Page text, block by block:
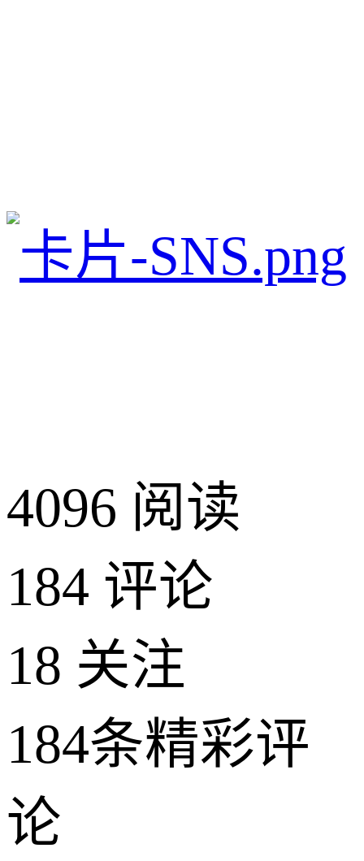
4096 阅读
184 评论
18 关注
184条精彩评
论